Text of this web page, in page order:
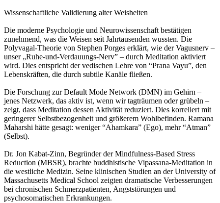
Wissenschaftliche Validierung alter Weisheiten
Die moderne Psychologie und Neurowissenschaft bestätigen
zunehmend, was die Weisen seit Jahrtausenden wussten. Die
Polyvagal-Theorie von Stephen Porges erklärt, wie der Vagusnerv –
unser „Ruhe-und-Verdauungs-Nerv” – durch Meditation aktiviert
wird. Dies entspricht der vedischen Lehre von “Prana Vayu”, den
Lebenskräften, die durch subtile Kanäle fließen.
Die Forschung zur Default Mode Network (DMN) im Gehirn –
jenes Netzwerk, das aktiv ist, wenn wir tagträumen oder grübeln –
zeigt, dass Meditation dessen Aktivität reduziert. Dies korreliert mit
geringerer Selbstbezogenheit und größerem Wohlbefinden. Ramana
Maharshi hätte gesagt: weniger “Ahamkara” (Ego), mehr “Atman”
(Selbst).
Dr. Jon Kabat-Zinn, Begründer der Mindfulness-Based Stress
Reduction (MBSR), brachte buddhistische Vipassana-Meditation in
die westliche Medizin. Seine klinischen Studien an der University of
Massachusetts Medical School zeigten dramatische Verbesserungen
bei chronischen Schmerzpatienten, Angststörungen und
psychosomatischen Erkrankungen.